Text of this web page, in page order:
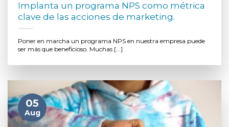
Implanta un programa NPS como métrica
clave de las acciones de marketing.
Poner en marcha un programa NPS en nuestra empresa puede
ser más que beneficioso. Muchas [...]
05
Aug